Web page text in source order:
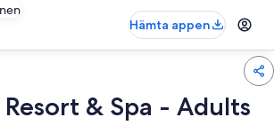
Hämta appen
Resort & Spa - Adults